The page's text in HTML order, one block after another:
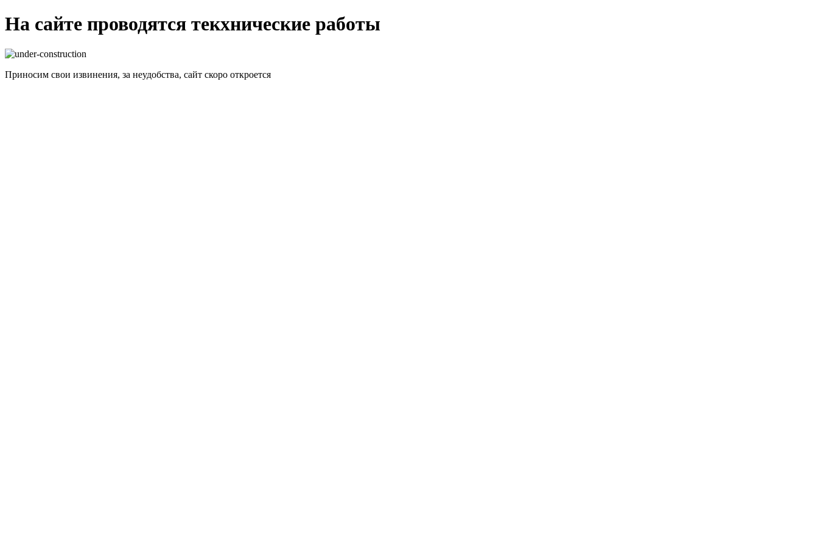
На сайте проводятся текхнические работы
Приносим свои извинения, за неудобства, сайт скоро откроется